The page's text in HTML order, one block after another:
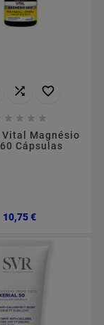
 
   
Magnésio
Cápsulas
10,75 €Preço